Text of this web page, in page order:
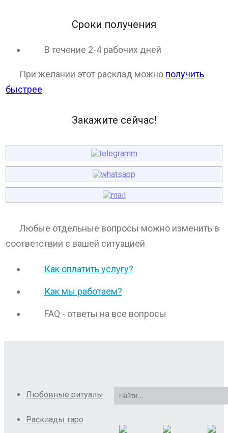
Сроки получения
В течение 2-4 рабочих дней
При желании этот расклад можно получить
быстрее
Закажите сейчас!
Любые отдельные вопросы можно изменить в
соответствии с вашей ситуацией
Как оплатить услугу?
Как мы работаем?
FAQ - ответы на все вопросы
Любовные ритуалы
Расклады таро